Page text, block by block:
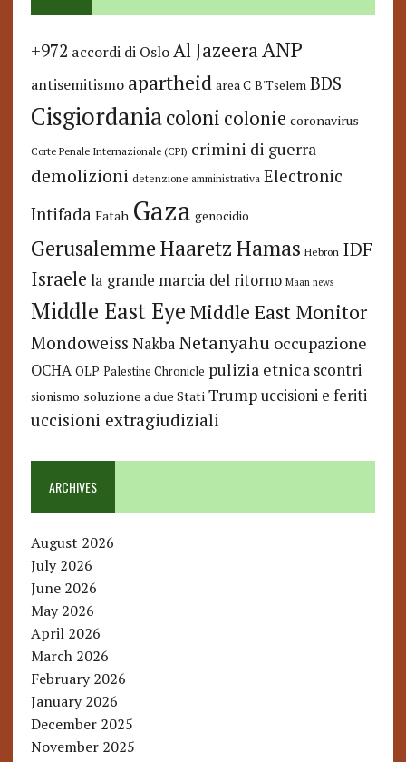
+972 accordi di Oslo Al JazeeraANP
antisemitismo apartheid area C B'Tselem BDS
Cisgiordaniacoloni colonie coronavirus
Corte Penale Internazionale (CPI) crimini di guerra
demolizioni detenzione amministrativa Electronic
Intifada Fatah Gaza genocidio
GerusalemmeHaaretzHamas Hebron IDF
Israele la grande marcia del ritorno Maan news
Middle East Eye Middle East Monitor
Mondoweiss Nakba Netanyahu occupazione
OCHA OLP Palestine Chronicle pulizia etnica scontri
sionismo soluzione a due Stati Trump uccisioni e feriti
uccisioni extragiudiziali
ARCHIVES
August 2026
July 2026
June 2026
May 2026
April 2026
March 2026
February 2026
January 2026
December 2025
November 2025